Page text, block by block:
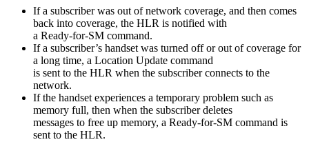
If a subscriber was out of network coverage, and then comes
back into coverage, the HLR is notified with
a Ready-for-SM command.
If a subscriber’s handset was turned off or out of coverage for
a long time, a Location Update command
is sent to the HLR when the subscriber connects to the
network.
If the handset experiences a temporary problem such as
memory full, then when the subscriber deletes
messages to free up memory, a Ready-for-SM command is
sent to the HLR.